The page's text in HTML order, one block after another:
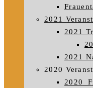
2021
2021
2021
2020